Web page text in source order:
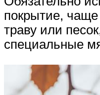
покрытие, чаще
траву или
специальные